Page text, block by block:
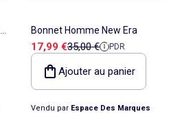
Bonnet Homme New Era
Prix de vente
17,99 €Prix de référence
35,00 € PDR
Ajouter au panier
Vendu par Espace Des Marques